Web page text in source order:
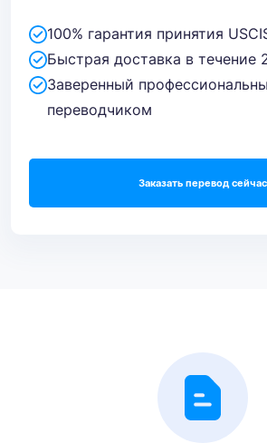
100% гарантия принятия
Быстрая доставка в течение
Заверенный
переводчиком
Заказать перевод сейчас